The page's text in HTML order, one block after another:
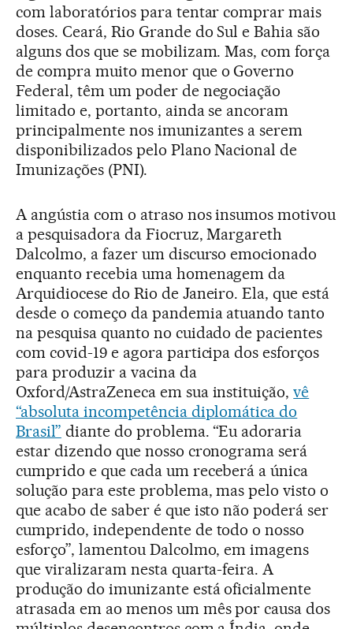
com laboratórios para tentar comprar mais
doses. Ceará, Rio Grande do Sul e Bahia são
alguns dos que se mobilizam. Mas, com força
de compra muito menor que o Governo
Federal, têm um poder de negociação
limitado e, portanto, ainda se ancoram
principalmente nos imunizantes a serem
disponibilizados pelo Plano Nacional de
Imunizações (PNI).
A angústia com o atraso nos insumos motivou
a pesquisadora da Fiocruz, Margareth
Dalcolmo, a fazer um discurso emocionado
enquanto recebia uma homenagem da
Arquidiocese do Rio de Janeiro. Ela, que está
desde o começo da pandemia atuando tanto
na pesquisa quanto no cuidado de pacientes
com covid-19 e agora participa dos esforços
para produzir a vacina da
Oxford/AstraZeneca em sua instituição,vê
“absoluta incompetência diplomática do
Brasil” diante do problema. “Eu adoraria
estar dizendo que nosso cronograma será
cumprido e que cada um receberá a única
solução para este problema, mas pelo visto o
que acabo de saber é que isto não poderá ser
cumprido, independente de todo o nosso
esforço”, lamentou Dalcolmo, em imagens
que viralizaram nesta quarta-feira. A
produção do imunizante está oficialmente
atrasada em ao menos um mês por causa dos